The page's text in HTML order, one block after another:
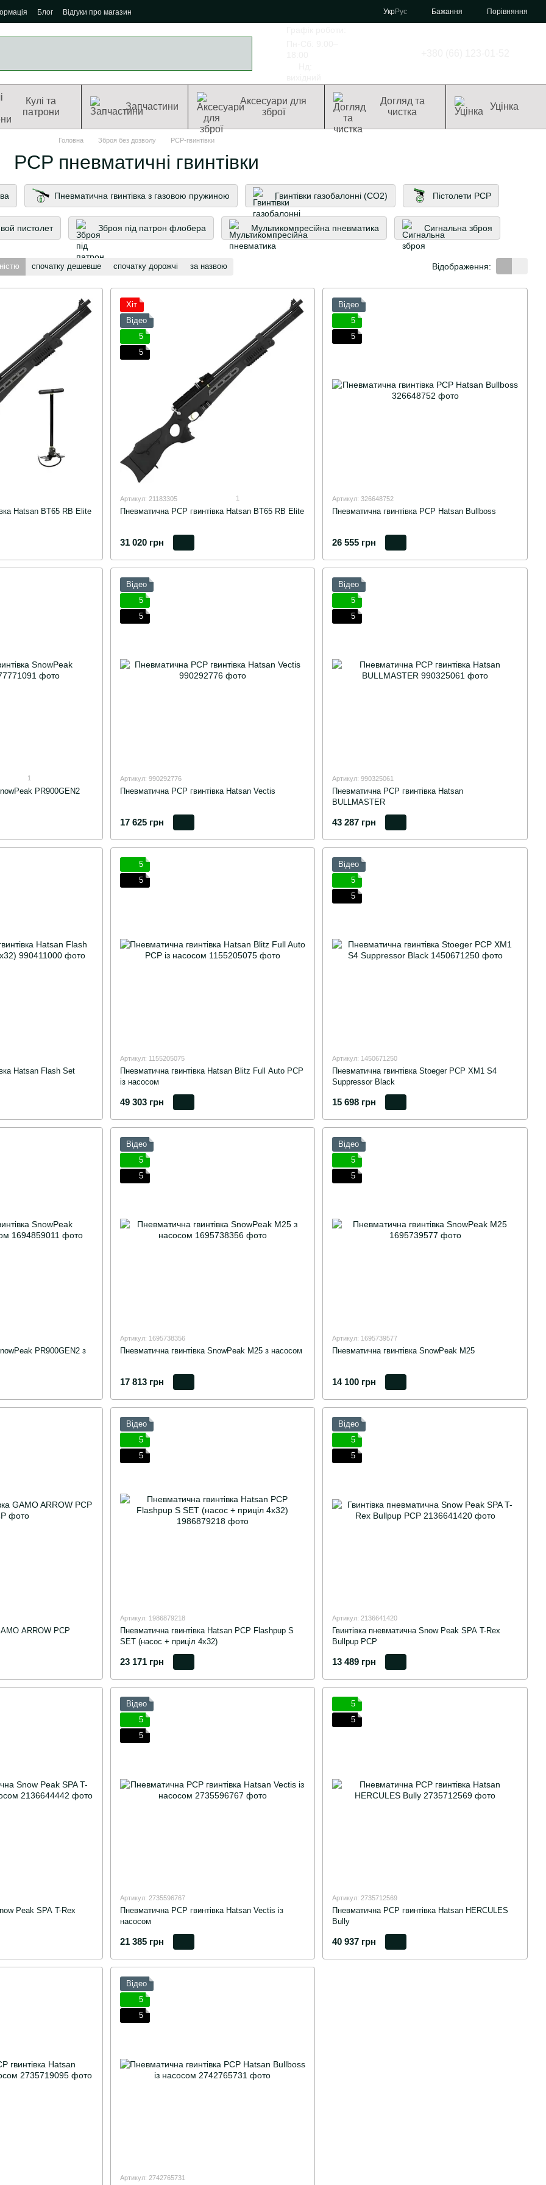
Блог Відгуки про магазин УкрРус Бажання Порівняння
Кулі та
патрони
Запчастини
Аксесуари для
зброї
Догляд та
чистка
Уцінка
Головна Зброя без дозволу PCP-гвинтівки
PCP пневматичні гвинтівки
Пневматична гвинтівка з газовою пружиною Гвинтівки газобалонні (CO2) Пістолети PCP
пистолет Зброя під патрон флобера Мультикомпресійна пневматика Сигнальна зброя
спочатку дешевше спочатку дорожчі за назвою Відображення:
Hatsan BT65 RB Elite
Хіт
Відео
5
5
Артикул: 21183305 1
Пневматична PCP гвинтівка Hatsan BT65 RB Elite
31 020 грн
Відео
5
5
Артикул: 326648752
Пневматична гвинтівка PCP Hatsan Bullboss
26 555 грн
1
PR900GEN2
Відео
5
5
Артикул: 990292776
Пневматична PCP гвинтівка Hatsan Vectis
17 625 грн
Відео
5
5
Артикул: 990325061
Пневматична PCP гвинтівка Hatsan
BULLMASTER
43 287 грн
Hatsan Flash Set
5
5
Артикул: 1155205075
Пневматична гвинтівка Hatsan Blitz Full Auto PCP
із насосом
49 303 грн
Відео
5
5
Артикул: 1450671250
Пневматична гвинтівка Stoeger PCP XM1 S4
Suppressor Black
15 698 грн
PR900GEN2 з
Відео
5
5
Артикул: 1695738356
Пневматична гвинтівка SnowPeak M25 з насосом
17 813 грн
Відео
5
5
Артикул: 1695739577
Пневматична гвинтівка SnowPeak M25
14 100 грн
ARROW PCP
Відео
5
5
Артикул: 1986879218
Пневматична гвинтівка Hatsan PCP Flashpup S
SET (насос + приціл 4х32)
23 171 грн
Відео
5
5
Артикул: 2136641420
Гвинтівка пневматична Snow Peak SPA T-Rex
Bullpup PCP
13 489 грн
Peak SPA T-Rex
Відео
5
5
Артикул: 2735596767
Пневматична PCP гвинтівка Hatsan Vectis із
насосом
21 385 грн
5
5
Артикул: 2735712569
Пневматична PCP гвинтівка Hatsan HERCULES
Bully
40 937 грн
Відео
5
5
Артикул: 2742765731